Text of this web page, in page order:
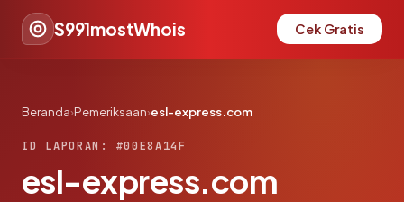
S991mostWhois Cek Gratis
Beranda›Pemeriksaan›esl-express.com
ID LAPORAN: #00E8A14F
esl-express.com